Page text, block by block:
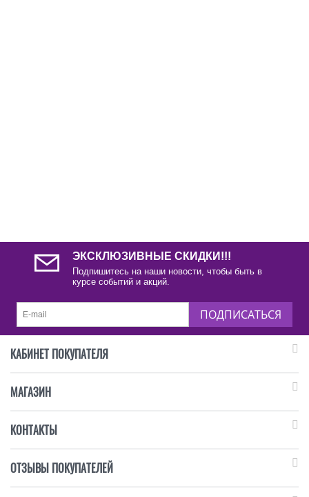
ЭКСКЛЮЗИВНЫЕ СКИДКИ!!!
Подпишитесь на наши новости, чтобы быть в
курсе событий и акций.
ПОДПИСАТЬСЯ
КАБИНЕТ ПОКУПАТЕЛЯ
МАГАЗИН
КОНТАКТЫ
ОТЗЫВЫ ПОКУПАТЕЛЕЙ